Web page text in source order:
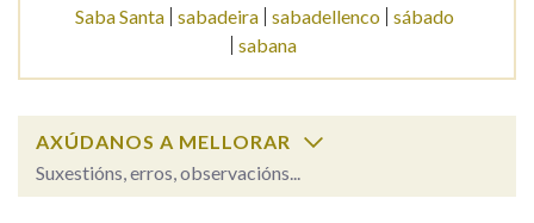
Nos exemplos
Na fraseoloxía
Saba Santa
sabadeira sabadellenco
sábado
sabana
AXÚDANOS A MELLORAR
Suxestións, erros, observacións...